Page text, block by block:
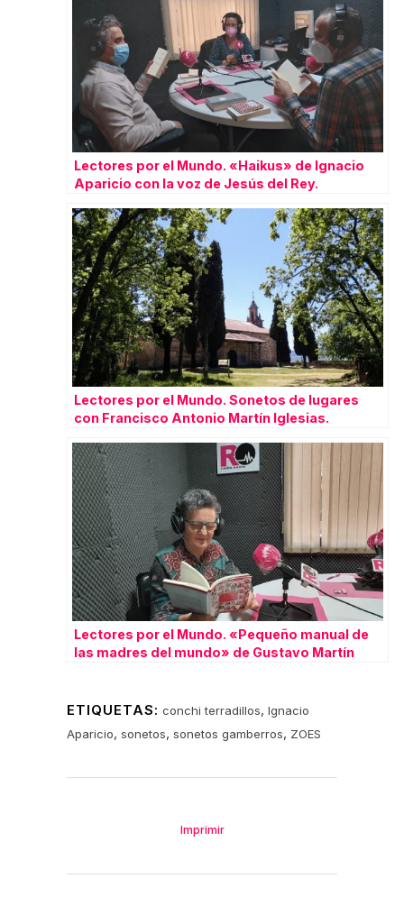
Lectores por el Mundo. «Haikus» de Ignacio
Aparicio con la voz de Jesús del Rey.
Lectores por el Mundo. Sonetos de lugares
con Francisco Antonio Martín Iglesias.
Lectores por el Mundo. «Pequeño manual de
las madres del mundo» de Gustavo Martín
ETIQUETAS: conchi terradillos, Ignacio
Aparicio, sonetos, sonetos gamberros, ZOES
Imprimir